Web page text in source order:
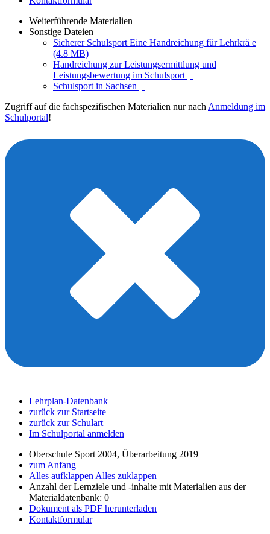
Weiterführende Materialien
Sonstige Dateien
Sicherer Schulsport Eine Handreichung für Lehrkrä e
(4.8 MB)
Handreichung zur Leistungsermittlung und
Leistungsbewertung im Schulsport
Schulsport in Sachsen
Zugriff auf die fachspezifischen Materialien nur nach Anmeldung im
Schulportal!
Lehrplan-Datenbank
zurück zur Startseite
zurück zur Schulart
Im Schulportal anmelden
Oberschule Sport 2004, Überarbeitung 2019
zum Anfang
Alles aufklappen Alles zuklappen
Anzahl der Lernziele und -inhalte mit Materialien aus der
Materialdatenbank: 0
Dokument als PDF herunterladen
Kontaktformular